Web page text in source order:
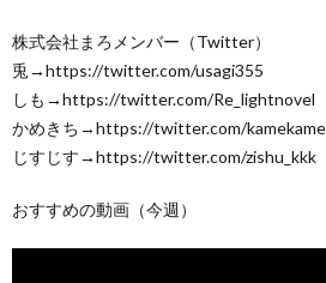
株式会社まろメンバー（Twitter）
兎→https://twitter.com/usagi355
しも→https://twitter.com/Re_lightnovel
かめきち→https://twitter.com/
じすじす→https://twitter.com/zishu_kkk
おすすめの動画（今週）